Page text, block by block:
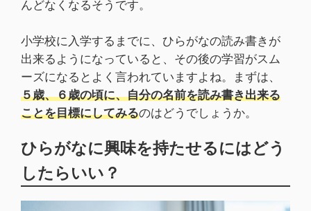
んどなくなるそうです。
小学校に入学するまでに、ひらがなの読み書きが
出来るようになっていると、その後の学習がスム
ーズになるとよく言われていますよね。まずは、
５歳、６歳の頃に、自分の名前を読み書き出来る
ことを目標にしてみるのはどうでしょうか。
ひらがなに興味を持たせるにはどう
したらいい？